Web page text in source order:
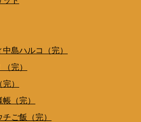
島ハルコ（完）
完）
）
（完）
ご飯（完）